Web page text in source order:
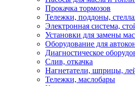
Прокачка тормозов
Тележки, поддоны,
Электронная система,
Установки для замены
Оборудование для
Диагностическое
Слив, откачка
Нагнетатели, шприцы,
Тележки, маслобары